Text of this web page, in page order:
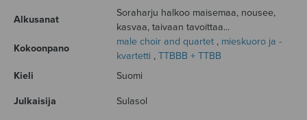
Alkusanat
Soraharju halkoo maisemaa, nousee,
kasvaa, taivaan tavoittaa...
Kokoonpano
male choir and quartet , mieskuoro ja -
kvartetti , TTBBB + TTBB
Kieli
Suomi
Julkaisija Sulasol